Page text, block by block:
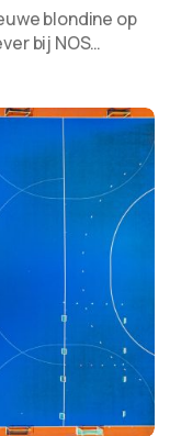
blondine op
bij NOS…